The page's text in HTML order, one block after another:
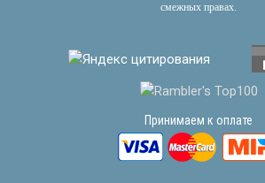
смежных правах.
Принимаем к оплате